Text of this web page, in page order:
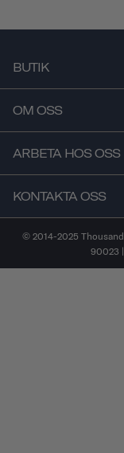
BUTIK
OM OSS
ARBETA HOS OSS
KONTAKTA OSS
© 2014-2025 Thousand
90023 |